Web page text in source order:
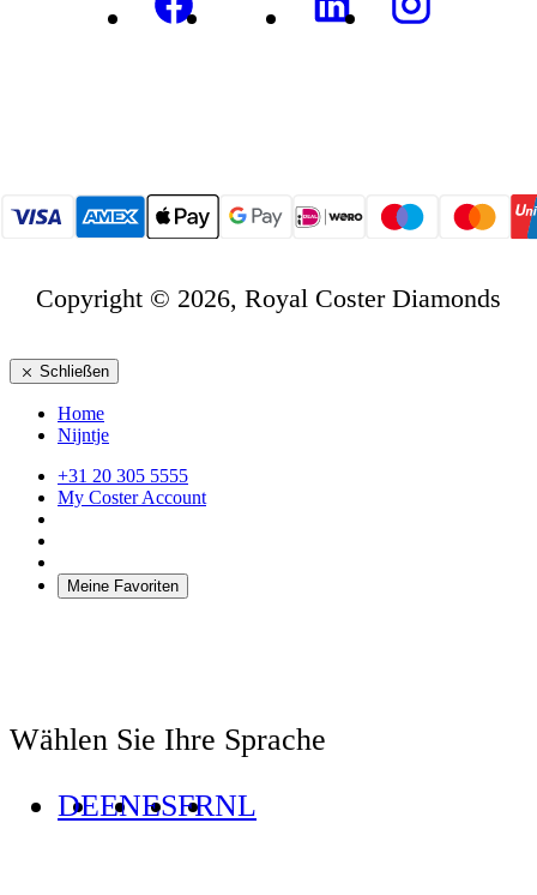
Copyright © 2026, Royal Coster Diamonds
Schließen
Home
Nijntje
+31 20 305 5555
My Coster Account
Meine Favoriten
Wählen Sie Ihre Sprache
DEENESFRNL